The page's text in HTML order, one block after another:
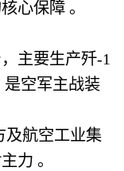
心保障 。
主要生产歼-1
是空军主战装
及航空工业集
力 。